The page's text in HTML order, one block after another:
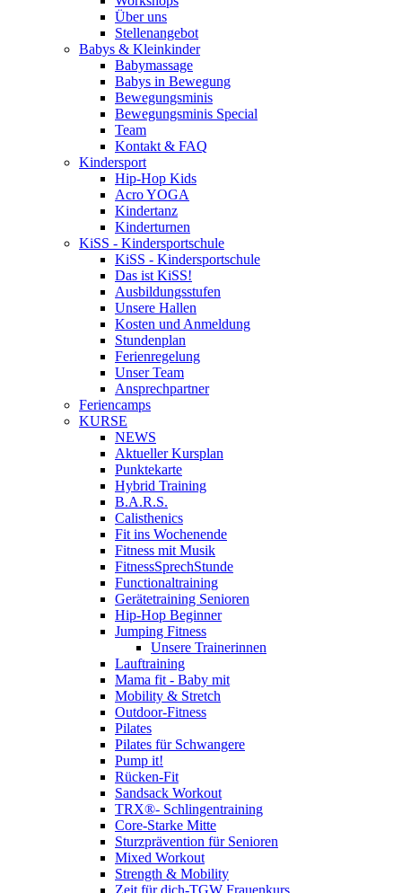
Über uns
Stellenangebot
Babys & Kleinkinder
Babymassage
Babys in Bewegung
Bewegungsminis
Bewegungsminis Special
Team
Kontakt & FAQ
Kindersport
Hip-Hop Kids
Acro YOGA
Kindertanz
Kinderturnen
KiSS - Kindersportschule
KiSS - Kindersportschule
Das ist KiSS!
Ausbildungsstufen
Unsere Hallen
Kosten und Anmeldung
Stundenplan
Ferienregelung
Unser Team
Ansprechpartner
Feriencamps
KURSE
NEWS
Aktueller Kursplan
Punktekarte
Hybrid Training
B.A.R.S.
Calisthenics
Fit ins Wochenende
Fitness mit Musik
FitnessSprechStunde
Functionaltraining
Gerätetraining Senioren
Hip-Hop Beginner
Jumping Fitness
Unsere Trainerinnen
Lauftraining
Mama fit - Baby mit
Mobility & Stretch
Outdoor-Fitness
Pilates
Pilates für Schwangere
Pump it!
Rücken-Fit
Sandsack Workout
TRX®- Schlingentraining
Core-Starke Mitte
Sturzprävention für Senioren
Mixed Workout
Strength & Mobility
Zeit für dich-TGW Frauenkurs